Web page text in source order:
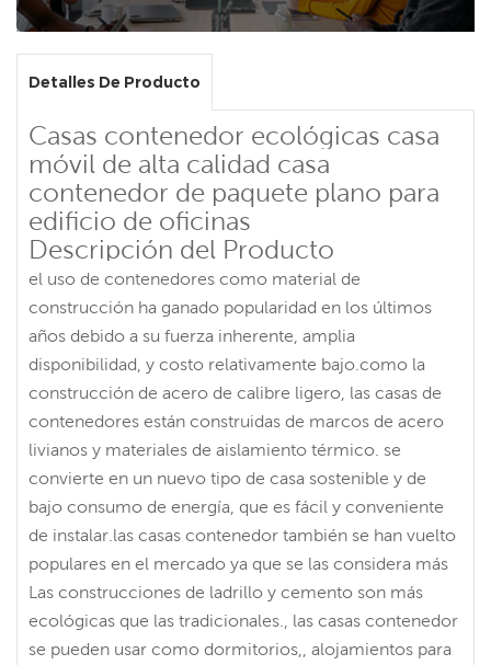
Detalles De Producto
Casas contenedor ecológicas casa
móvil de alta calidad casa
contenedor de paquete plano para
edificio de oficinas
Descripción del Producto
el uso de contenedores como material de
construcción ha ganado popularidad en los últimos
años debido a su fuerza inherente, amplia
disponibilidad, y costo relativamente bajo.como la
construcción de acero de calibre ligero, las casas de
contenedores están construidas de marcos de acero
livianos y materiales de aislamiento térmico. se
convierte en un nuevo tipo de casa sostenible y de
bajo consumo de energía, que es fácil y conveniente
de instalar.las casas contenedor también se han vuelto
populares en el mercado ya que se las considera más
Las construcciones de ladrillo y cemento son más
ecológicas que las tradicionales., las casas contenedor
se pueden usar como dormitorios,, alojamientos para